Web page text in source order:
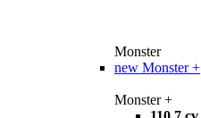
Monster
new Monster +
Monster +